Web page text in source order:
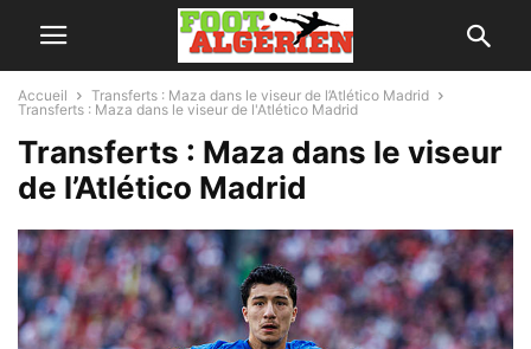
Accueil
Transferts : Maza dans le viseur de l’Atlético Madrid
Transferts : Maza dans le viseur de l'Atlético Madrid
Transferts : Maza dans le viseur
de l’Atlético Madrid